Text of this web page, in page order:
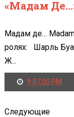
«Мадам
Мадам де…
ролях: Шарль
Ж...
9:07:00 PM
Следующие